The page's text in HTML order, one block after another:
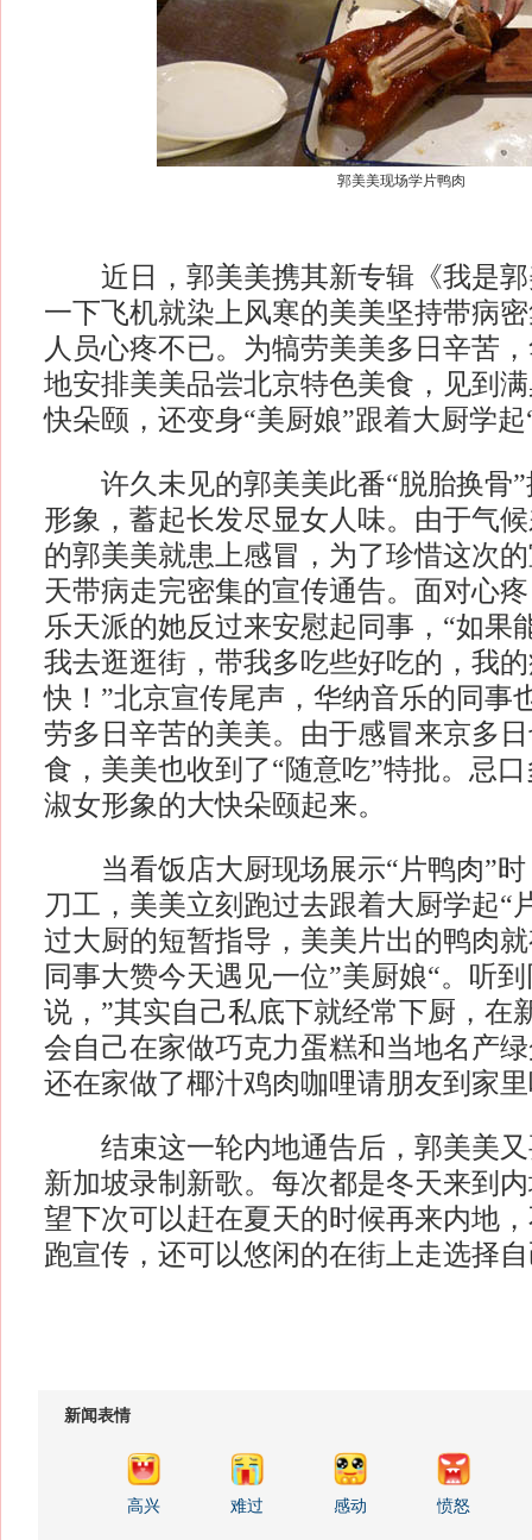
郭美美现场学片鸭肉
近日，郭美美携其新专辑《我是郭
一下飞机就染上风寒的美美坚持带病
人员心疼不已。为犒劳美美多日辛苦
地安排美美品尝北京特色美食，见到
快朵颐，还变身“美厨娘”跟着大厨学起
许久未见的郭美美此番“脱胎换骨”
形象，蓄起长发尽显女人味。由于气
的郭美美就患上感冒，为了珍惜这次
天带病走完密集的宣传通告。面对心
乐天派的她反过来安慰起同事，“如果
我去逛逛街，带我多吃些好吃的，我
快！”北京宣传尾声，华纳音乐的同事
劳多日辛苦的美美。由于感冒来京多
食，美美也收到了“随意吃”特批。忌
淑女形象的大快朵颐起来。
当看饭店大厨现场展示“片鸭肉”时
刀工，美美立刻跑过去跟着大厨学起“
过大厨的短暂指导，美美片出的鸭肉
同事大赞今天遇见一位”美厨娘“。听
说，”其实自己私底下就经常下厨，在
会自己在家做巧克力蛋糕和当地名产
还在家做了椰汁鸡肉咖哩请朋友到家里
结束这一轮内地通告后，郭美美又
新加坡录制新歌。每次都是冬天来到
望下次可以赶在夏天的时候再来内地
跑宣传，还可以悠闲的在街上走选择
新闻表情
高兴 难过 感动 愤怒